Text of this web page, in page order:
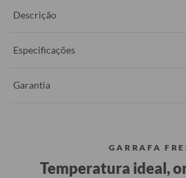
Descrição
Especificações
Garantia
GARRAFA
Temperatura ideal,